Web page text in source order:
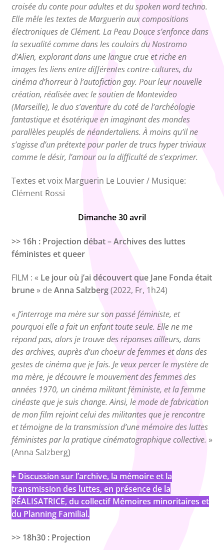
croisée du conte pour adultes et du spoken word techno.
Elle mêle les textes de Marguerin aux compositions
électroniques de Clément. La Peau Douce s’enfonce dans
la sexualité comme dans les couloirs du Nostromo
d’Alien, explorant dans une langue crue et riche en
images les liens entre différentes contre-cultures, du
cinéma d’horreur à l’autofiction gay. Pour leur nouvelle
création, réalisée avec le soutien de Montevideo
(Marseille), le duo s’aventure du coté de l’archéologie
fantastique et ésotérique en imaginant des mondes
parallèles peuplés de néandertaliens. À moins qu’il ne
s’agisse d’un prétexte pour parler de trucs hyper triviaux
comme le désir, l’amour ou la difficulté de s’exprimer.
Textes et voix Marguerin Le Louvier / Musique:
Clément Rossi
Dimanche 30 avril
>> 16h : Projection débat – Archives des luttes
féministes et queer
FILM : « Le jour où j’ai découvert que Jane Fonda était
brune» de Anna Salzberg(2022, Fr, 1h24)
« J’interroge ma mère sur son passé féministe, et
pourquoi elle a fait un enfant toute seule. Elle ne me
répond pas, alors je trouve des réponses ailleurs, dans
des archives, auprès d’un choeur de femmes et dans des
gestes de cinéma que je fais. Je veux percer le mystère de
ma mère, je découvre le mouvement des femmes des
années 1970, un cinéma militant féministe, et la femme
cinéaste que je suis change. Ainsi, le mode de fabrication
de mon film rejoint celui des militantes que je rencontre
et témoigne de la transmission d’une mémoire des luttes
féministes par la pratique cinématographique collective. »
(Anna Salzberg)
+ Discussion sur l’archive, la mémoire et la
transmission des luttes, en présence de la
RÉALISATRICE, du collectif Mémoires minoritaires et
du Planning Familial.
>> 18h30 : Projection